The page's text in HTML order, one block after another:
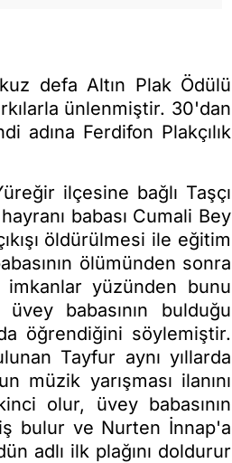
defa Altın Plak Ödülü
ünlenmiştir. 30'dan
adına Ferdifon Plakçılık
ilçesine bağlı Taşçı
babası Cumali Bey
öldürülmesi ile eğitim
ölümünden sonra
yüzünden bunu
babasının bulduğu
öğrendiğini söylemiştir.
Tayfur aynı yıllarda
müzik yarışması ilanını
olur, üvey babasının
bulur ve Nurten İnnap'a
adlı ilk plağını doldurur